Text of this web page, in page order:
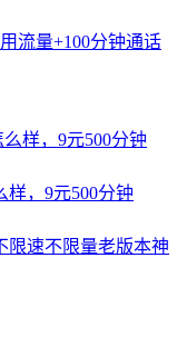
流量+100分钟通话
样，9元500分钟
样，9元500分钟
限速不限量老版本神